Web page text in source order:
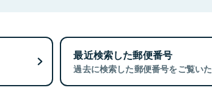
最近検索した郵便番号
過去に検索した郵便番号をご覧いた